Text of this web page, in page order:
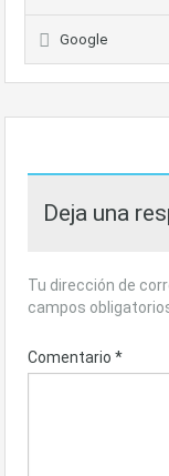
Google
Deja una
Tu dirección de
campos
Comentario *